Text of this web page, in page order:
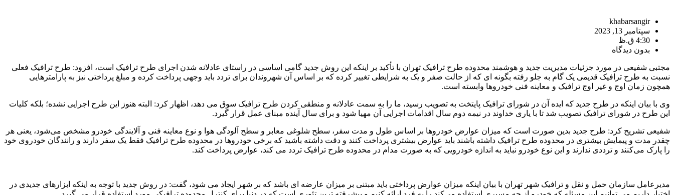
khabarsangir
سپتامبر 13, 2023
4:30 ق.ظ
بدون دیدگاه
مجتبی شفیعی در مورد جزئیات مدیریت جدید و هوشمند محدوده طرح ترافیک تهران با تأکید بر اینکه این روش جدید گامی اساسی در راستای عادلانه شدن اجرای طرح ترافیک است، افزود: طرح ترافیک فعلی
نسبت به طرح ترافیک قدیمی یک گام به جلو رفته بگونه ای که از حالت صفر و یک به شرایطی تغییر کرده که بر اساس آن شهروندان برای تردد باید وجهی پرداخت کرده و مبلغ پرداختی نیز به پارامترهایی
همچون زمان اوج و غیر اوج ترافیک و معاینه فنی خودروها وابسته است.
وی با بیان اینکه در طرح جدید که ایده آن در شورای ترافیک پایتخت به تصویب رسید، ما را به سمت عادلانه و منطقی کردن طرح ترافیک سوق می دهد، اظهار کرد: البته هنوز این طرح اجرایی نشده؛ بلکه کلیات
این طرح در شورای ترافیک تصویب شد تا با یاری خداوند در نیمه دوم سال اقدامات اجرایی آن مهیا شود و برای سال آینده مبنای عمل قرار گیرد.
شفیعی تشریح کرد: طرح جدید بدین صورت است که میزان عوارض خودروها بر اساس طول و مدت سفر، سطح شلوغی معابر و سطح آلودگی هوا و نوع معاینه فنی و آلایندگی خودرو مشخص می‌شود، یعنی هر
چقدر مدت و پیمایش بیشتری در محدوده طرح ترافیک داشته باشند باید عوارض بیشتری پرداخت کنند و دقت داشته باشید که برخی خودروها در محدوده طرح ترافیک فقط یک سفر دارند و رانندگان خودروی خود
را پارک می‌کنند و ترددی ندارند و این نوع خودرو نباید به اندازه خودرویی که به صورت مدام در محدوده طرح ترافیک تردد می کند، عوارض پرداخت کند.
مدیرعامل سازمان حمل و نقل و ترافیک شهر تهران با بیان اینکه میزان عوارض پرداختی باید مبتنی بر میزان عارضه ای باشد که بر شهر ایجاد می شود، گفت: در روش جدید با توجه به اینکه ابزارهای جدیدی در